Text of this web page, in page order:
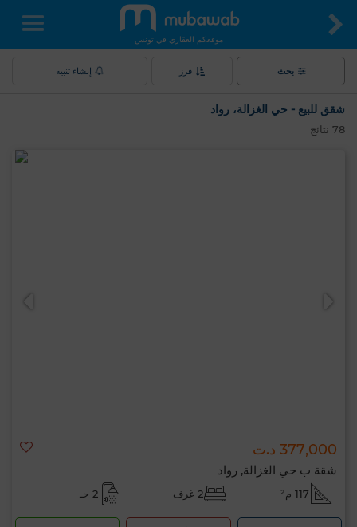
موقعكم العقاري في تونس
بحث فرز إنشاء تنبيه
شقق للبيع - حي الغزالة، رواد
78 نتائج
377,000 د.ت
شقة ب حي الغزالة, رواد
117 م² 2 غرف 2 حـ